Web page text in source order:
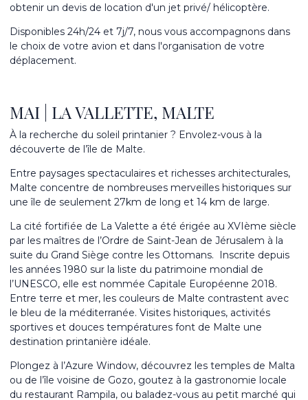
obtenir un devis de location d'un jet privé/ hélicoptère.
Disponibles 24h/24 et 7j/7, nous vous accompagnons dans
le choix de votre avion et dans l'organisation de votre
déplacement.
MAI | LA VALLETTE, MALTE
À la recherche du soleil printanier ? Envolez-vous à la
découverte de l’île de Malte.
Entre paysages spectaculaires et richesses architecturales,
Malte concentre de nombreuses merveilles historiques sur
une île de seulement 27km de long et 14 km de large.
La cité fortifiée de La Valette a été érigée au XVIème siècle
par les maîtres de l’Ordre de Saint-Jean de Jérusalem à la
suite du Grand Siège contre les Ottomans.
Inscrite depuis
les années 1980 sur la liste du patrimoine mondial de
l’UNESCO, elle est nommée Capitale Européenne 2018.
Entre terre et mer, les couleurs de Malte contrastent avec
le bleu de la méditerranée. Visites historiques, activités
sportives et douces températures font de Malte une
destination printanière idéale.
Plongez à l’Azure Window, découvrez les temples de Malta
ou de l’île voisine de Gozo, goutez à la gastronomie locale
du restaurant Rampila, ou baladez-vous au petit marché qui